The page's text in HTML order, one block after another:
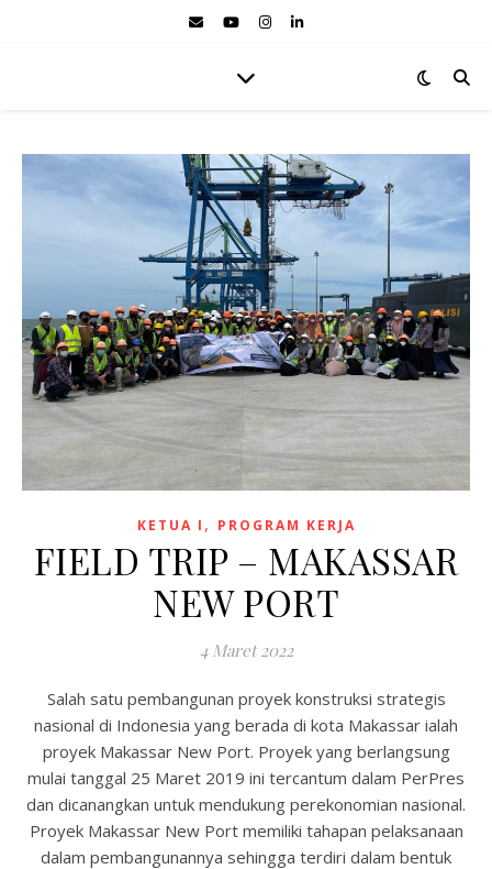
KETUA I , PROGRAM KERJA
FIELD TRIP – MAKASSAR
NEW PORT
4 Maret 2022
Salah satu pembangunan proyek konstruksi strategis
nasional di Indonesia yang berada di kota Makassar ialah
proyek Makassar New Port. Proyek yang berlangsung
mulai tanggal 25 Maret 2019 ini tercantum dalam PerPres
dan dicanangkan untuk mendukung perekonomian nasional.
Proyek Makassar New Port memiliki tahapan pelaksanaan
dalam pembangunannya sehingga terdiri dalam bentuk